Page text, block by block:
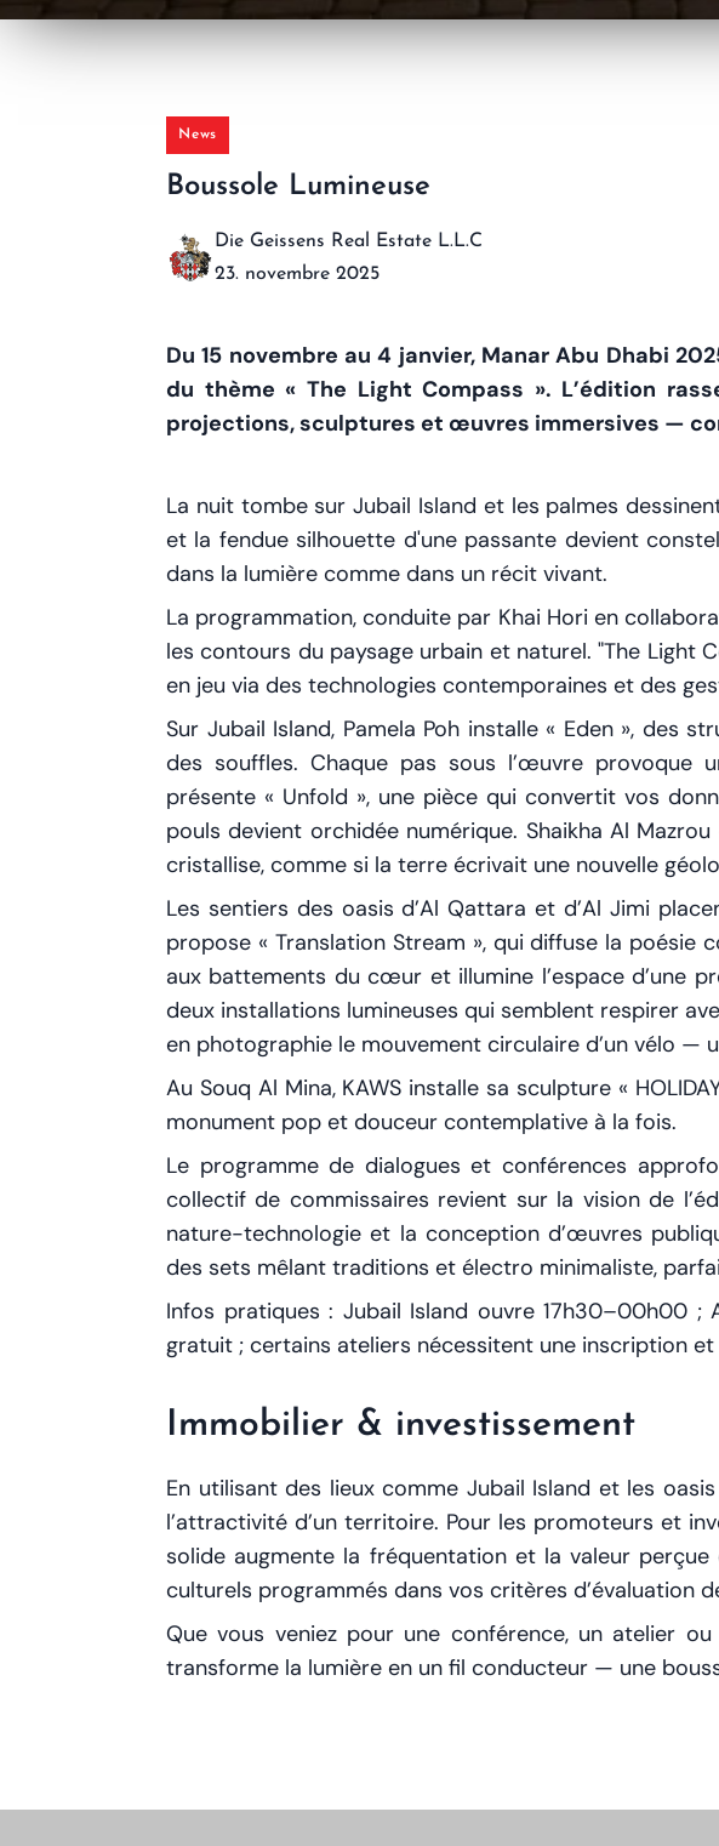
News
Boussole Lumineuse
Die Geissens Real Estate L.L.C
23. novembre 2025
Du 15 novembre au 4 janvier, Manar Abu Dhabi
du thème « The Light Compass ». L’édition
projections, sculptures et œuvres immersives —
La nuit tombe sur Jubail Island et les palmes
et la fendue silhouette d'une passante devient
dans la lumière comme dans un récit vivant.
La programmation, conduite par Khai Hori en
les contours du paysage urbain et naturel. "The Light
en jeu via des technologies contemporaines et des
Sur Jubail Island, Pamela Poh installe « Eden », des
des souffles. Chaque pas sous l’œuvre provoque
présente « Unfold », une pièce qui convertit vos
pouls devient orchidée numérique. Shaikha Al
cristal­lise, comme si la terre écrivait une nouvelle
Les sentiers des oasis d’Al Qattara et d’Al Jimi
propose « Translation Stream », qui diffuse la
aux battements du cœur et illumine l’espace d’une
deux installations lumineuses qui semblent respirer
en photographie le mouvement circulaire d’un vélo —
Au Souq Al Mina, KAWS installe sa sculpture «
monument pop et douceur contemplative à la fois.
Le programme de dialogues et conférences
collectif de commissaires revient sur la vision de
nature-technologie et la conception d’œuvres
des sets mêlant traditions et électro minimaliste,
Infos pratiques : Jubail Island ouvre 17h30–00h00 ;
gratuit ; certains ateliers nécessitent une inscription et
Immobilier & investissement
En utilisant des lieux comme Jubail Island et les
l’attractivité d’un territoire. Pour les promoteurs et
solide augmente la fréquentation et la valeur
culturels programmés dans vos critères d’évaluation
Que vous veniez pour une conférence, un atelier
transforme la lumière en un fil conducteur — une